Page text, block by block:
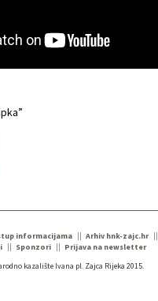
informacijama
Arhiv hnk-zajc.hr
Sponzori
Prijava na newsletter
kazalište Ivana pl. Zajca Rijeka 2015.